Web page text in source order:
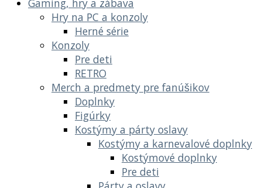
Gaming, hry a zábava
Hry na PC a konzoly
Herné série
Konzoly
Pre deti
RETRO
Merch a predmety pre fanúšikov
Doplnky
Figúrky
Kostýmy a párty oslavy
Kostýmy a karnevalové doplnky
Kostýmové doplnky
Pre deti